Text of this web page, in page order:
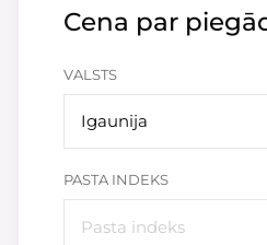
Cena par
VALSTS
Igaunija
PASTA INDEKS